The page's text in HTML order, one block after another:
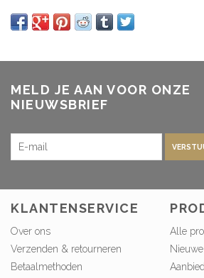
MELD JE AAN VOOR ONZE
NIEUWSBRIEF
KLANTENSERVICE
Over ons
Verzenden & retourneren
Betaalmethoden
Alle